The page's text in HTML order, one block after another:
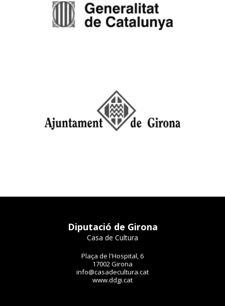
Diputació de Girona
Casa de Cultura
Plaça de l'Hospital, 6
17002 Girona
info@casadecultura.cat
www.ddgi.cat